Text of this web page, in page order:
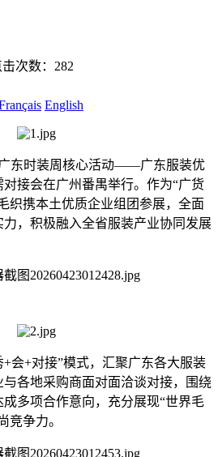
次数：282
English
东时装周核心活动——广东服装优
接会在广州番禺举行。作为“广货
织携本土优质企业组团参展，全面
，积极融入全省服装产业协同发展
+对接”模式，汇聚广东各大服装
各地采购商面对面洽谈对接，围绕
多项合作意向，充分展现“世界毛
竞争力。